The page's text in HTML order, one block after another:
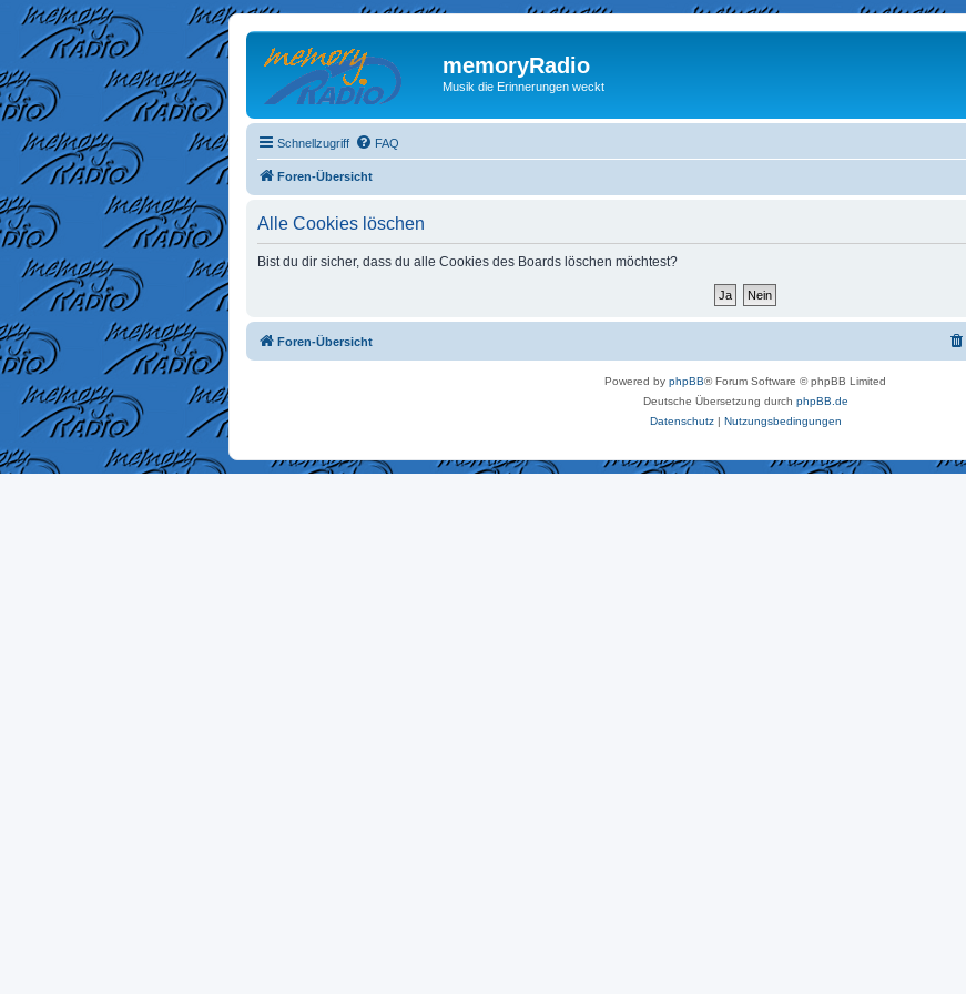
memoryRadio
Musik die Erinnerungen weckt
Schnellzugriff FAQ
Foren-Übersicht
Alle Cookies löschen
Bist du dir sicher, dass du alle Cookies des Boards löschen möchtest?
Foren-Übersicht
Powered by phpBB® Forum Software © phpBB Limited
Deutsche Übersetzung durch phpBB.de
Datenschutz| Nutzungsbedingungen